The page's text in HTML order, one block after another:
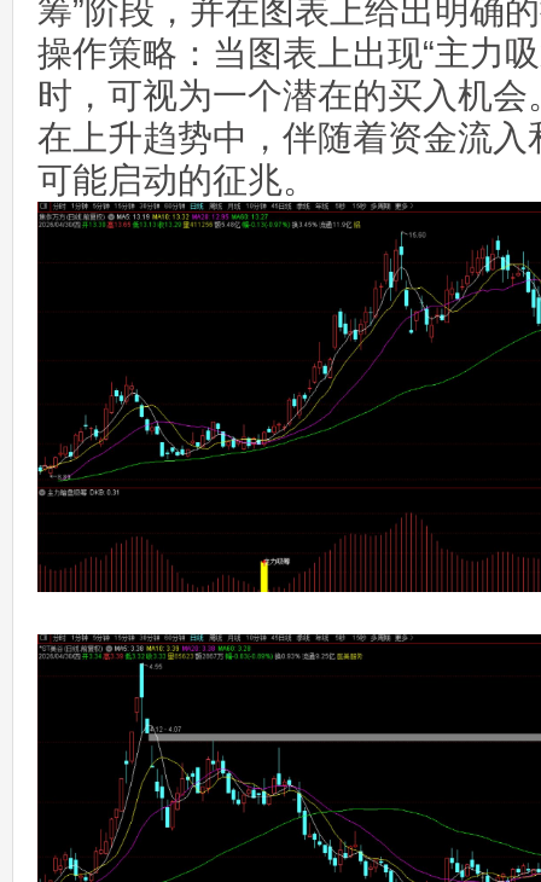
筹”阶段，并在图表上给出明确
操作策略：当图表上出现“主力
时，可视为一个潜在的买入机
在上升趋势中，伴随着资金流
可能启动的征兆。